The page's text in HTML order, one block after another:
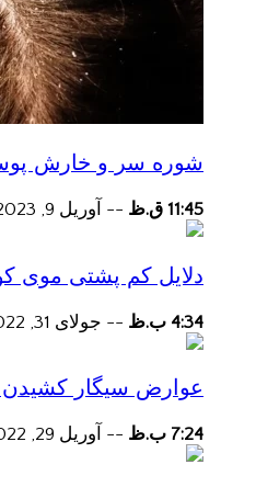
شوره سر و خارش
11:45 ق.ظ -- آوریل 9, 2023
دلایل کم پشتی موی
4:34 ب.ظ -- جولای 31, 2022
عوارض سیگار کشیدن
7:24 ب.ظ -- آوریل 29, 2022